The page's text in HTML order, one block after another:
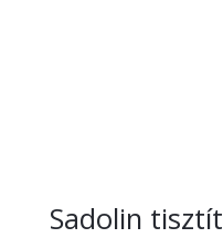
Sadolin